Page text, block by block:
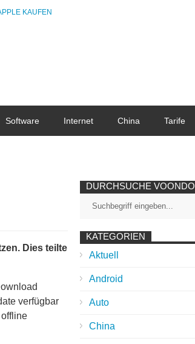
KAUFEN
Software Internet China Tarife
Dies teilte
verfügbar
DURCHSUCHE VOONDO
KATEGORIEN
Aktuell
Android
Auto
China